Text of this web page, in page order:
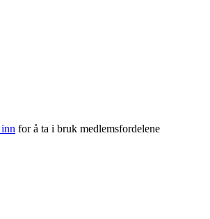
for å ta i bruk medlemsfordelene